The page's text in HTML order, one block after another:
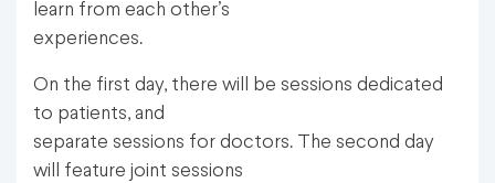
learn from each other’s
experiences.
On the first day, there will be sessions dedicated
to patients, and
separate sessions for doctors. The second day
will feature joint sessions